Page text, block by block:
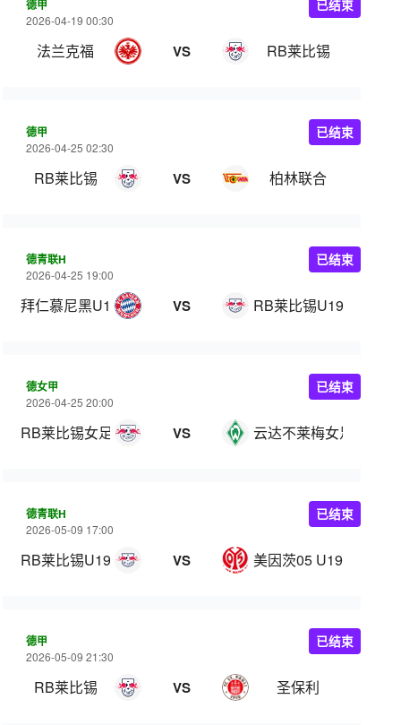
德甲
2026-04-19 00:30
法兰克福 VS RB莱比锡
已结束
德甲
2026-04-25 02:30
RB莱比锡 VS 柏林联合
已结束
德青联H
2026-04-25 19:00
拜仁慕尼黑U19 VS RB莱比锡U19
已结束
德女甲
2026-04-25 20:00
RB莱比锡女足 VS 云达不莱梅女足
已结束
德青联H
2026-05-09 17:00
RB莱比锡U19 VS 美因茨05 U19
已结束
德甲
2026-05-09 21:30
RB莱比锡 VS 圣保利
已结束